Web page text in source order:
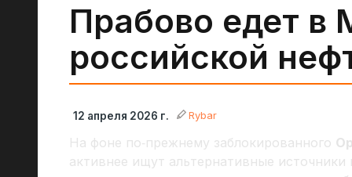
Прабово едет в
российской
12 апреля 2026 г. Rybar
На фоне по‑прежнему заблокированного
активнее ищут альтернативные